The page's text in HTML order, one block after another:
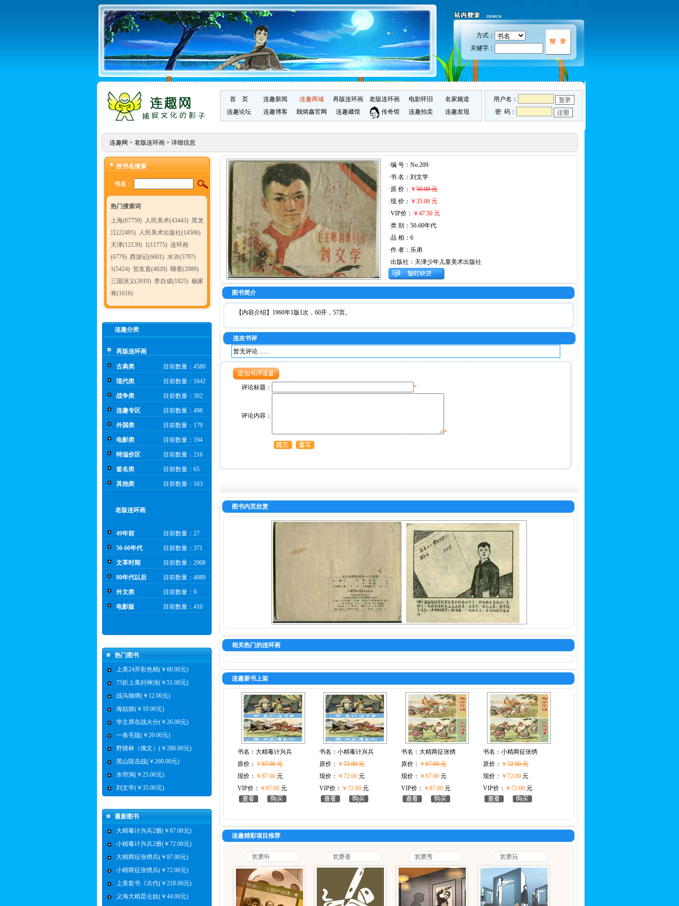
方式：
关键字：
首 页 连趣新闻 连趣商城 再版连环画 老版连环画 电影怀旧
名家频道
连趣论坛
连趣博客 顾炳鑫官网 连趣藏馆 传奇馆 连趣拍卖 连趣发现
用户名：
密 码：
连趣网 > 老版连环画> 详细信息
按书名搜索
书名：
热门搜索词
上海(67759) 人民美术(43443) 黑龙
江(22495) 人民美术出版社(14506)
天津(12139) 1(11775) 连环画
(6779) 西游记(6601) 水浒(5797)
1(5424) 贺友直(4020) 聊斋(2089)
三国演义(2019) 李自成(1825) 杨家
将(1616)
连趣分类
再版连环画
古典类 目前数量：4580
现代类 目前数量：1642
战争类 目前数量：302
连趣专区 目前数量：498
外国类 目前数量：179
电影类 目前数量：194
特溢价区 目前数量：216
签名类 目前数量：65
其他类 目前数量：163
老版连环画
49年前 目前数量：27
50-60年代 目前数量：371
文革时期 目前数量：2908
80年代以后 目前数量：4089
外文类 目前数量：9
电影版 目前数量：410
热门图书
上美24开彩色精(￥60.00元)
75折上美封神演(￥51.00元)
战马驰骋(￥12.00元)
海姑娘(￥10.00元)
华主席在战火分(￥26.00元)
一条毛毯(￥20.00元)
野猪林（俄文）(￥280.00元)
黑山阻击战(￥260.00元)
水帘洞(￥25.00元)
刘文学(￥35.00元)
最新图书
大精毒计兴兵2册(￥87.00元)
小精毒计兴兵2册(￥72.00元)
大精两征张绣兵(￥87.00元)
小精两征张绣兵(￥72.00元)
上美套书《古代(￥218.00元)
义海大精昆仑奴(￥44.00元)
·编 号：No.209
·书 名：刘文学
·原 价： ￥ 50.00 元
·现 价： ￥35.00 元
·VIP价： ￥47.50 元
·类 别：50-60年代
·品 相：6
·作 者：乐弟
·出版社：天津少年儿童美术出版社
图书简介
【内容介绍】1960年1版1次，60开，57页。
连友书评
暂无评论……
评论标题： *
评论内容：
*
图书内页欣赏
相关热门的连环画
连趣新书上架
书名： 大精毒计兴兵
原价： ￥87.00 元
现价： ￥87.00元
VIP价： ￥87.00元
书名： 小精毒计兴兵
原价： ￥72.00 元
现价： ￥72.00元
VIP价： ￥72.00元
书名： 大精两征张绣
原价： ￥87.00 元
现价： ￥87.00元
VIP价： ￥87.00元
书名： 小精两征张绣
原价： ￥72.00 元
现价： ￥72.00元
VIP价： ￥72.00元
连趣精彩项目推荐